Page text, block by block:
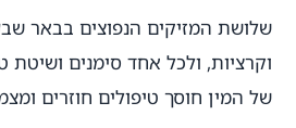
שלושת המזיקים הנפוצים בבאר
וקרציות, ולכל אחד סימנים ושיטת
של המין חוסך טיפולים חוזרים